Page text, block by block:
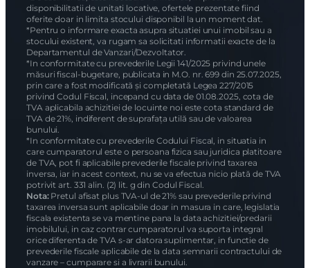
disponibilitatii de unitati locative, ofertele prezentate fiind
oferite doar in limita stocului disponibil la un moment dat.
*Pentru o informare exacta asupra situatiei unui imobil sau a
stocului existent, va rugam sa solicitati informatii exacte de la
Departamentul de Vanzari/Dezvoltator.
*In conformitate cu prevederile Legii 141/2025 privind unele
măsuri fiscal-bugetare, publicata in M.O. nr. 699 din 25.07.2025,
prin care a fost modificată și completată Legea 227/2015
privind Codul Fiscal, incepand cu data de 01.08.2025, cota de
TVA aplicabila achizitiei de locuinte noi este cota standard de
TVA de 21%, indiferent de suprafața utilă sau de valoarea
bunului.
*In conformitate cu prevederile Codului Fiscal, in situatia in
care cumparatorul este o persoana fizica sau juridica platitoare
de TVA, pot fi aplicabile prevederile fiscale privind taxarea
inversa, iar in acest context, nu se va efectua nicio plată de TVA
potrivit art. 331 alin. (2) lit. g din Codul Fiscal.
Nota:Pretul afisat plus TVA-ul de 21% sau prevederile privind
taxarea inversa sunt aplicabile doar in masura in care, legislatia
fiscala existenta se va mentine pana la data achizitiei/predarii
imobilului, in caz contrar cumparatorul va suporta integral
orice diferenta de TVA s-ar datora suplimentar, in functie de
prevederile fiscale aplicabile de la data semnarii contractului de
vanzare – cumparare si a livrarii bunului.